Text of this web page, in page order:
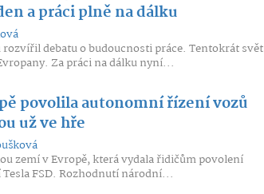
a práci plně na dálku
debatu o budoucnosti práce. Tentokrát svět
Za práci na dálku nyní...
povolila autonomní řízení vozů
už ve hře
zemí v Evropě, která vydala řidičům povolení
FSD. Rozhodnutí národní...